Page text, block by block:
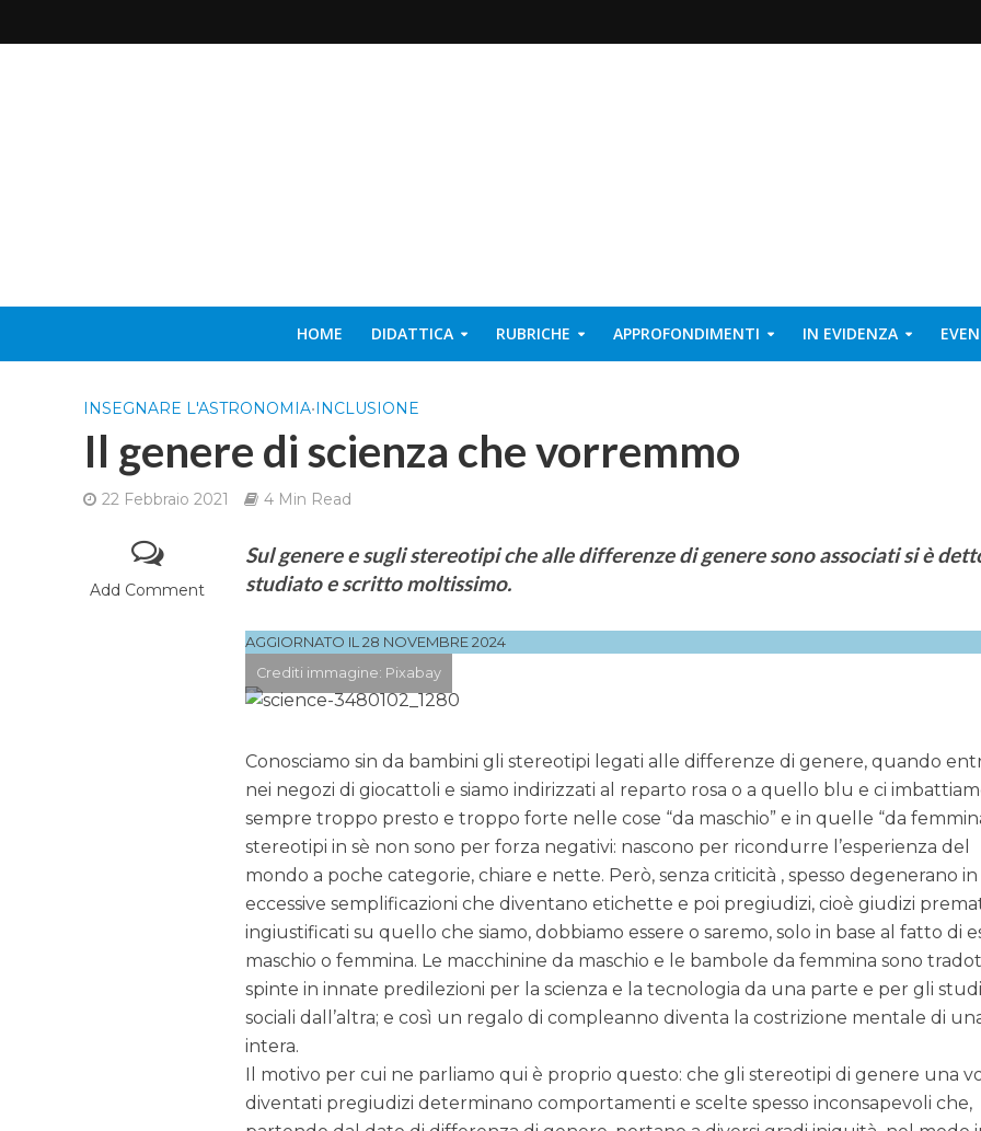
HOME DIDATTICA RUBRICHE APPROFONDIMENTI IN EVIDENZA
INSEGNARE L'ASTRONOMIA•INCLUSIONE
Il genere di scienza che vorremmo
22 Febbraio 2021 4 Min Read
Add Comment
Sul genere e sugli stereotipi che alle differenze di genere sono associati si è
studiato e scritto moltissimo.
AGGIORNATO IL 28 NOVEMBRE 2024
Crediti immagine: Pixabay
Conosciamo sin da bambini gli stereotipi legati alle differenze di genere, quando
nei negozi di giocattoli e siamo indirizzati al reparto rosa o a quello blu e ci
sempre troppo presto e troppo forte nelle cose “da maschio” e in quelle “da
stereotipi in sè non sono per forza negativi: nascono per ricondurre l’esperienza del
mondo a poche categorie, chiare e nette. Però, senza criticità , spesso degenerano in
eccessive semplificazioni che diventano etichette e poi pregiudizi, cioè giudizi
ingiustificati su quello che siamo, dobbiamo essere o saremo, solo in base al fatto di
maschio o femmina. Le macchinine da maschio e le bambole da femmina sono
spinte in innate predilezioni per la scienza e la tecnologia da una parte e per gli
sociali dall’altra; e così un regalo di compleanno diventa la costrizione mentale di
intera.
Il motivo per cui ne parliamo qui è proprio questo: che gli stereotipi di genere una
diventati pregiudizi determinano comportamenti e scelte spesso inconsapevoli che,